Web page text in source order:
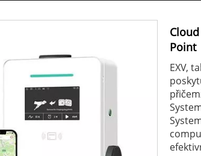
Point
EXV,